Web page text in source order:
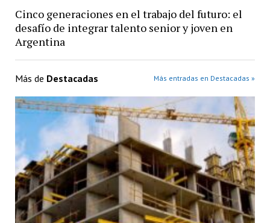
Cinco generaciones en el trabajo del futuro: el
desafío de integrar talento senior y joven en
Argentina
Más de Destacadas Más entradas en Destacadas »